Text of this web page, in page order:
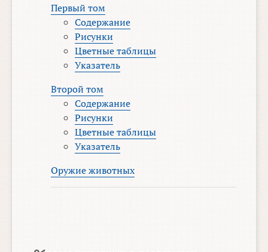
Первый том
Содержание
Рисунки
Цветные таблицы
Указатель
Второй том
Содержание
Рисунки
Цветные таблицы
Указатель
Оружие животных